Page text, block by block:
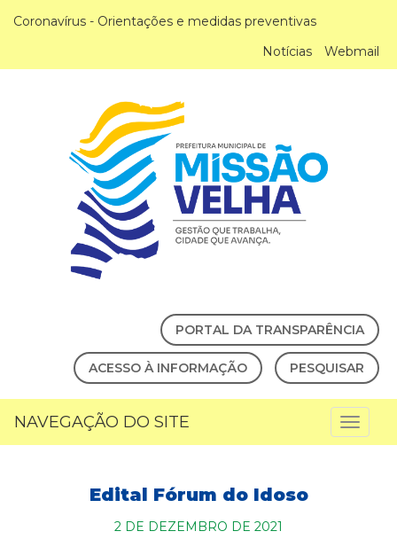
Coronavírus - Orientações e medidas preventivas
Notícias
Webmail
PORTAL DA TRANSPARÊNCIA
ACESSO À INFORMAÇÃO PESQUISAR
NAVEGAÇÃO DO SITE
Edital Fórum do Idoso
2 DE DEZEMBRO DE 2021